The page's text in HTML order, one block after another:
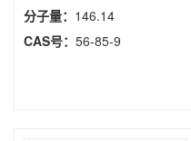
分子量： 146.14
CAS号： 56-85-9